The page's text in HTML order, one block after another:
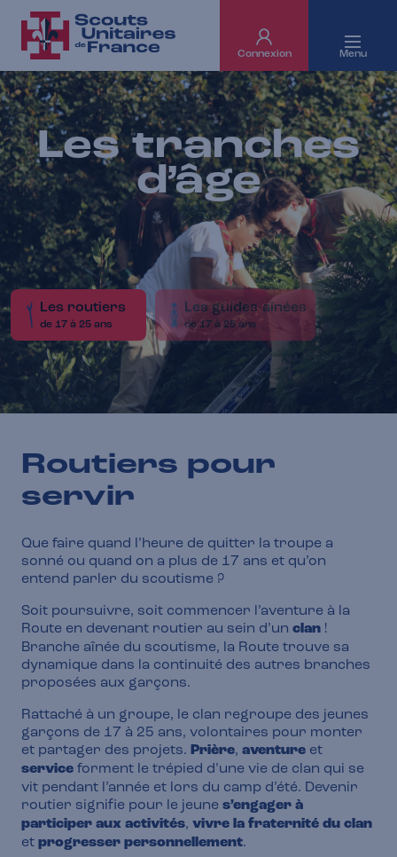
Connexion Menu
Les tranches
d’âge
Les routiers
de 17 à 25 ans
Les guides-aînées
de 17 à 25 ans
Routiers pour
servir
Que faire quand l’heure de quitter la troupe a
sonné ou quand on a plus de 17 ans et qu’on
entend parler du scoutisme ?
Soit poursuivre, soit commencer l’aventure à la
Route en devenant routier au sein d’un clan !
Branche aînée du scoutisme, la Route trouve sa
dynamique dans la continuité des autres branches
proposées aux garçons.
Rattaché à un groupe, le clan regroupe des jeunes
garçons de 17 à 25 ans, volontaires pour monter
et partager des projets. Prière, aventure et
service forment le trépied d’une vie de clan qui se
vit pendant l’année et lors du camp d’été. Devenir
routier signifie pour le jeune s’engager à
participer aux activités, vivre la fraternité du clan
et progresser personnellement.